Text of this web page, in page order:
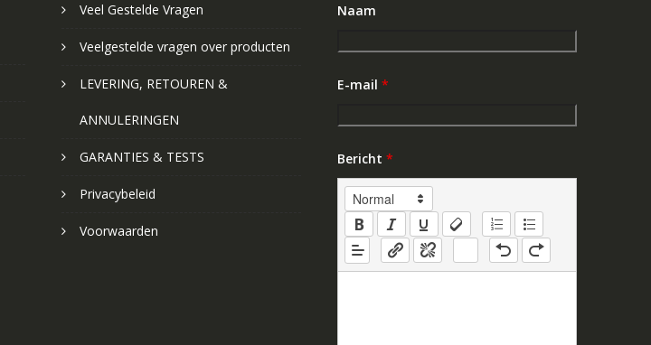
Veel Gestelde Vragen
Veelgestelde vragen over producten
LEVERING, RETOUREN &
ANNULERINGEN
GARANTIES & TESTS
Privacybeleid
Voorwaarden
Naam
E-mail *
Bericht *